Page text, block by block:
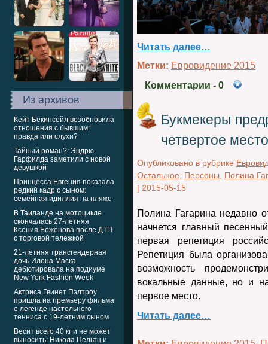
Из архивов
Кейт Бекинсейл возобновила
отношения с бывшим:
правда или слухи?
Тайный роман?: Эндрю
Гарфилда заметили с новой
девушкой
Принцесса Евгения показала
редкий кадр с сыном:
семейная идиллия на пляже
В Таиланде на мотоцикле
скончалась 27-летняя
Ксения Боженова после ДТП
с торговой тележкой
21-летняя трансгендерная
дочь Илона Маска
дебютировала на подиуме
New York Fashion Week
Актриса Гвинет Пэлтроу
пришла на премьеру фильма
о легенде настольного
тенниса с 19-летним сыном
Весит всего 40 кг и не может
выносить: Никола Пельтц и
Читать далее…
Метки: Евровидение 2015
Комментарии - 0
Букмекеры
четвертое
Опубликовано в рубрике
Остальное
Персоны
Полина
| 2015-05-15
Полина Гагарина недавно
начнется главный
первая репетиция
Репетиция была
возможность
вокальные данные, но и
первое место.
Читать далее…